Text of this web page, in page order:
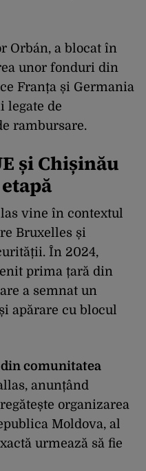
Orbán, a blocat în
unor fonduri din
Franța și Germania
legate de
rambursare.
și Chișinău
vine în contextul
Bruxelles și
În 2024,
prima țară din
a semnat un
apărare cu blocul
din comunitatea
anunțând
organizarea
Moldova, al
urmează să fie